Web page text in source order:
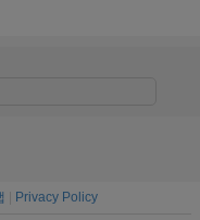
Privacy Policy